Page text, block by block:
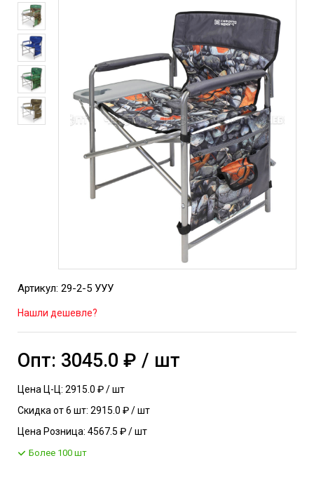
Артикул: 29-2-5 УУУ
Нашли дешевле?
Опт: 3045.0 ₽ / шт
Цена Ц-Ц: 2915.0 ₽ / шт
Скидка от 6 шт: 2915.0 ₽ / шт
Цена Розница: 4567.5 ₽ / шт
Более 100 шт